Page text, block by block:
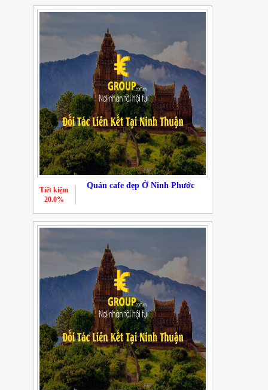
Quán cafe đẹp Ở Ninh Phước
Tiết kiệm
20.0%